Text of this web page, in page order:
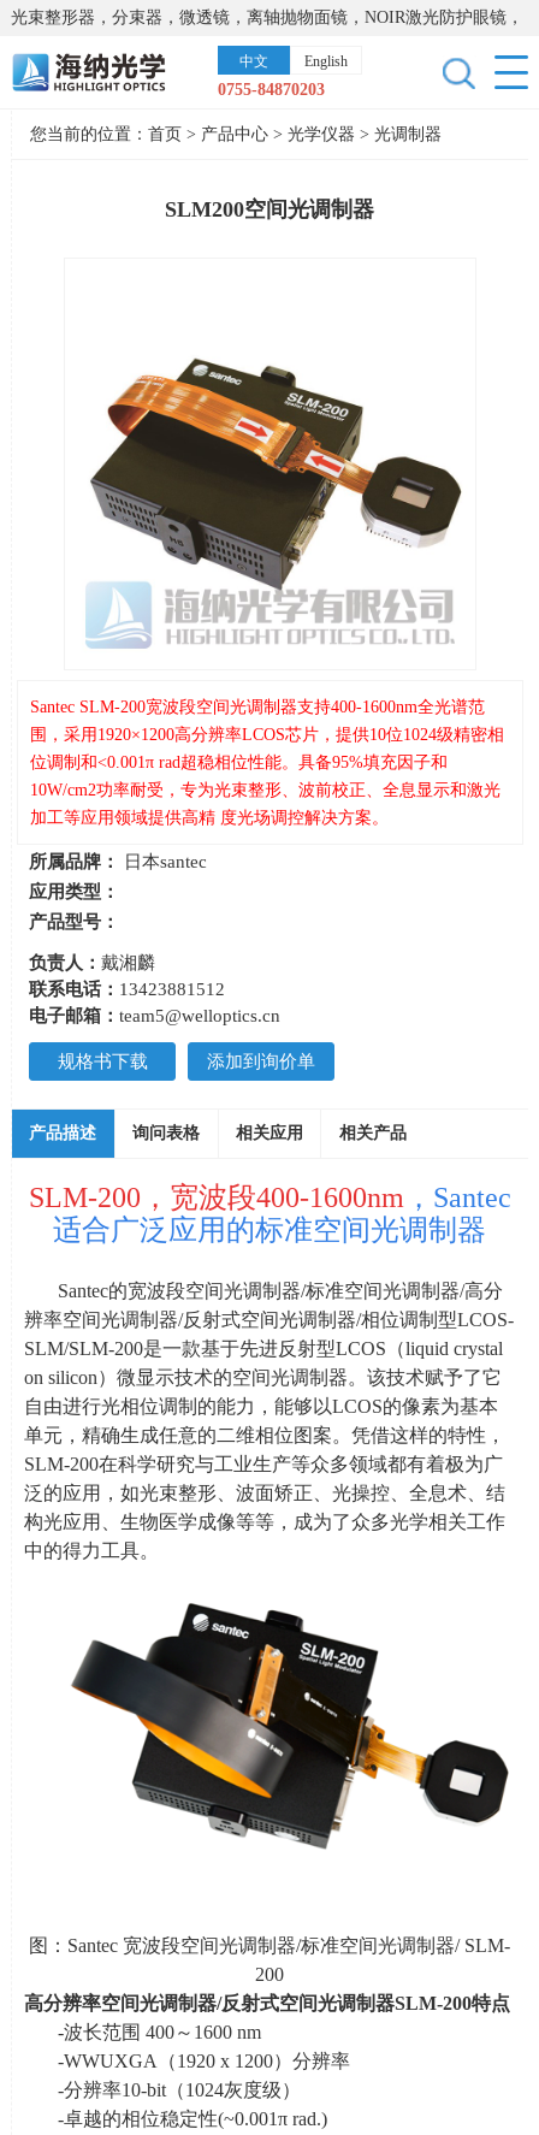
光束整形器，分束器，微透镜，离轴抛物面镜，NOIR激光防护眼镜，
太阳能模拟器，显微镜载物台，激光器，光谱仪，红外热像仪，激光
晶体
中文 English
0755-84870203
您当前的位置： 首页 > 产品中心> 光学仪器 > 光调制器
SLM200空间光调制器
Santec SLM-200宽波段空间光调制器支持400-1600nm全光谱范
围，采用1920×1200高分辨率LCOS芯片，提供10位1024级精密相
位调制和<0.001π rad超稳相位性能。具备95%填充因子和
10W/cm2功率耐受，专为光束整形、波前校正、全息显示和激光
加工等应用领域提供高精 度光场调控解决方案。
所属品牌：
日本santec
应用类型：
产品型号：
负责人：戴湘麟
联系电话： 13423881512
电子邮箱：team5@welloptics.cn
规格书下载 添加到询价单
产品描述 询问表格 相关应用 相关产品
SLM-200，宽波段400-1600nm，Santec
适合广泛应用的标准空间光调制器
Santec的宽波段空间光调制器/标准空间光调制器/高分
辨率空间光调制器/反射式空间光调制器/相位调制型LCOS-
SLM/SLM-200是一款基于先进反射型LCOS （liquid crystal
on silicon）微显示技术的空间光调制器。该技术赋予了它
自由进行光相位调制的能力，能够以LCOS的像素为基本
单元，精确生成任意的二维相位图案。凭借这样的特性，
SLM-200在科学研究与工业生产等众多领域都有着极为广
泛的应用，如光束整形、波面矫正、光操控、全息术、结
构光应用、生物医学成像等等，成为了众多光学相关工作
中的得力工具。
图： Santec 宽波段空间光调制器/标准空间光调制器/ SLM-
200
高分辨率空间光调制器/反射式空间光调制器SLM-200特点
-波长范围 400～ 1600 nm
-WWUXGA（1920 x 1200）分辨率
-分辨率10-bit（1024灰度级）
-卓越的相位稳定性(~0.001πrad.)